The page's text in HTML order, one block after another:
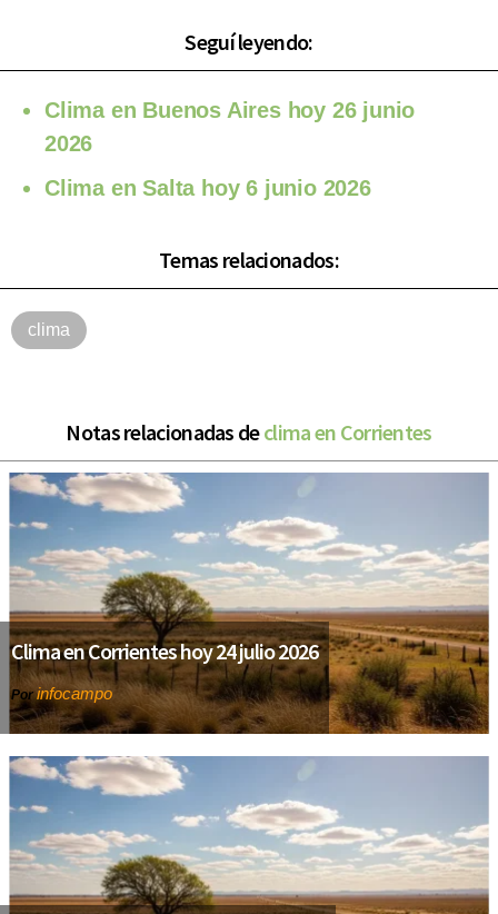
Seguí leyendo:
Clima en Buenos Aires hoy 26 junio
2026
Clima en Salta hoy 6 junio 2026
Temas relacionados:
clima
Notas relacionadas declima en Corrientes
Clima en Corrientes hoy 24 julio 2026
Porinfocampo